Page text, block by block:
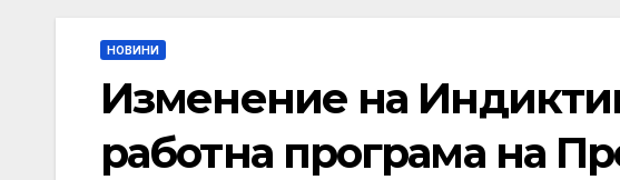
НОВИНИ
Изменение на
работна програма на